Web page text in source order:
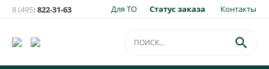
Для ТО Статус заказа Контакты
8 (495)822-31-63

товара:
×